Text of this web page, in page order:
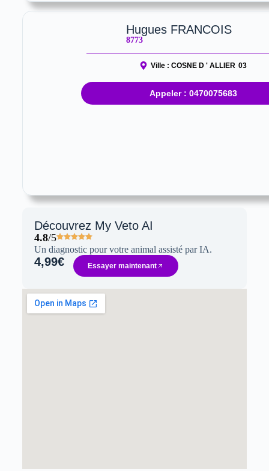
Hugues FRANCOIS
8773
Ville :COSNE D ' ALLIER 03
Appeler : 0470075683
Découvrez My Veto AI
4.8/5
Un diagnostic pour votre animal assisté par IA.
4,99€ Essayer maintenant